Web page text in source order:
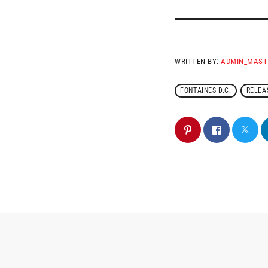
WRITTEN BY:
FONTAINES D.C.